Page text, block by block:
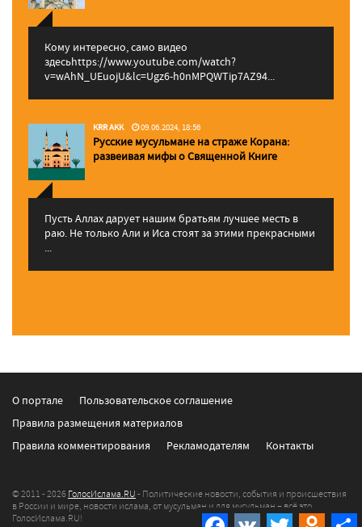
Кому интересно, само видео
здесьhttps://www.youtube.com/watch?
v=wAhN_UEuojU&lc=Ugz6-h0nMPQWTip7AZ94...
KRR AKK 09.06.2024, 18:56
Русские мусульмане на страже Корана:
pазвеивая мифы о Священной Книге
Пусть Аллах дарует нашим братьям лучшее месть в
раю. Не только Али и Иса стоят за этими прекрасными
...
Facebook
VK Twitter
О портале
Пользовательское соглашение
Правила размещения материалов
Правила комментирования
Рекламодателям Контакты
© 2011 - 2026 ГолосИслама.RU - Политические новости, события и происшествия
в России и мире, новости ислама, от мусульман и для мусульман – всё это
ГолосИслама.RU!